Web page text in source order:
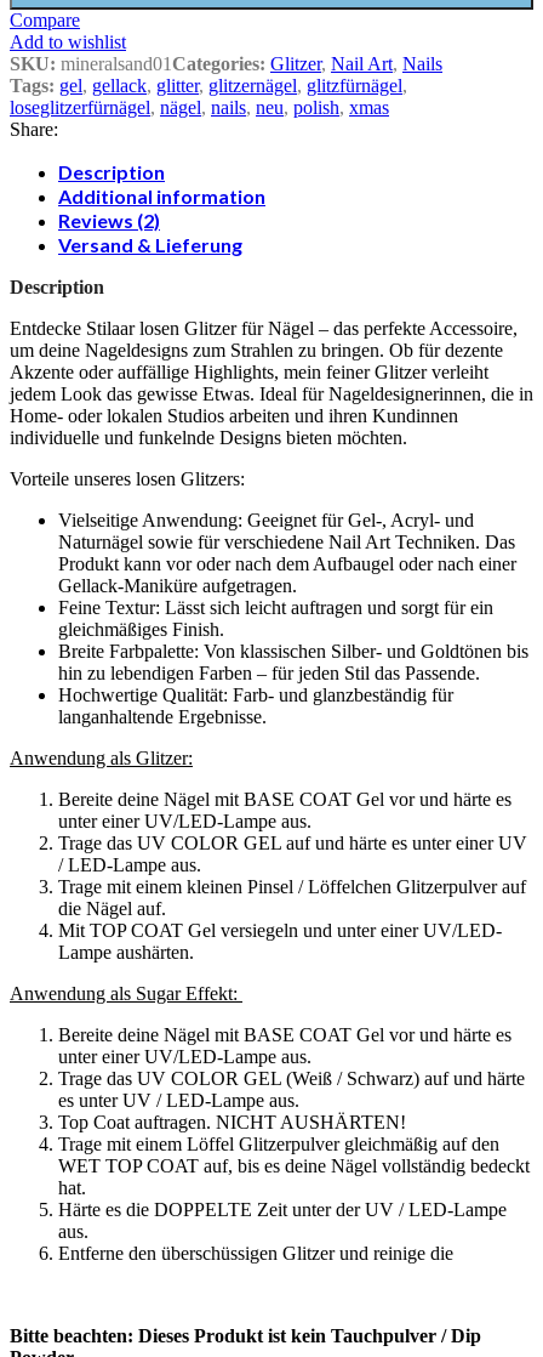
Compare
Add to wishlist
SKU: mineralsand01Categories: Glitzer, Nail Art, Nails
Tags: gel, gellack, glitter, glitzernägel, glitzfürnägel,
loseglitzerfürnägel, nägel, nails, neu, polish, xmas
Share:
Description
Additional information
Reviews (2)
Versand & Lieferung
Description
Entdecke Stilaar losen Glitzer für Nägel – das perfekte Accessoire,
um deine Nageldesigns zum Strahlen zu bringen. Ob für dezente
Akzente oder auffällige Highlights, mein feiner Glitzer verleiht
jedem Look das gewisse Etwas. Ideal für Nageldesignerinnen, die in
Home- oder lokalen Studios arbeiten und ihren Kundinnen
individuelle und funkelnde Designs bieten möchten.
Vorteile unseres losen Glitzers:
Vielseitige Anwendung: Geeignet für Gel-, Acryl- und
Naturnägel sowie für verschiedene Nail Art Techniken. Das
Produkt kann vor oder nach dem Aufbaugel oder nach einer
Gellack-Maniküre aufgetragen.
Feine Textur: Lässt sich leicht auftragen und sorgt für ein
gleichmäßiges Finish.
Breite Farbpalette: Von klassischen Silber- und Goldtönen bis
hin zu lebendigen Farben – für jeden Stil das Passende.
Hochwertige Qualität: Farb- und glanzbeständig für
langanhaltende Ergebnisse.
Anwendung als Glitzer:
Bereite deine Nägel mit BASE COAT Gel vor und härte es
unter einer UV/LED-Lampe aus.
Trage das UV COLOR GEL auf und härte es unter einer UV
/ LED-Lampe aus.
Trage mit einem kleinen Pinsel / Löffelchen Glitzerpulver auf
die Nägel auf.
Mit TOP COAT Gel versiegeln und unter einer UV/LED-
Lampe aushärten.
Anwendung als Sugar Effekt:
Bereite deine Nägel mit BASE COAT Gel vor und härte es
unter einer UV/LED-Lampe aus.
Trage das UV COLOR GEL (Weiß / Schwarz) auf und härte
es unter UV / LED-Lampe aus.
Top Coat auftragen. NICHT AUSHÄRTEN!
Trage mit einem Löffel Glitzerpulver gleichmäßig auf den
WET TOP COAT auf, bis es deine Nägel vollständig bedeckt
hat.
Härte es die DOPPELTE Zeit unter der UV / LED-Lampe
aus.
Entferne den überschüssigen Glitzer und reinige die
Bitte beachten: Dieses Produkt ist kein Tauchpulver / Dip